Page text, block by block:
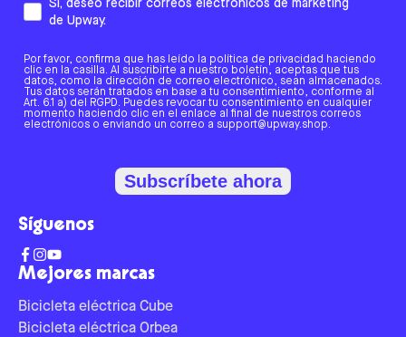
Mejores marcas
Bicicleta eléctrica Cube
Bicicleta eléctrica Orbea
Sí, deseo recibir correos electrónicos de marketing
de Upway.
Por favor, confirma que has leído la política de privacidad haciendo
clic en la casilla. Al suscribirte a nuestro boletín, aceptas que tus
datos, como la dirección de correo electrónico, sean almacenados.
Tus datos serán tratados en base a tu consentimiento, conforme al
Art. 6.1 a) del RGPD. Puedes revocar tu consentimiento en cualquier
momento haciendo clic en el enlace al final de nuestros correos
electrónicos o enviando un correo a support@upway.shop.
Subscríbete ahora
Síguenos